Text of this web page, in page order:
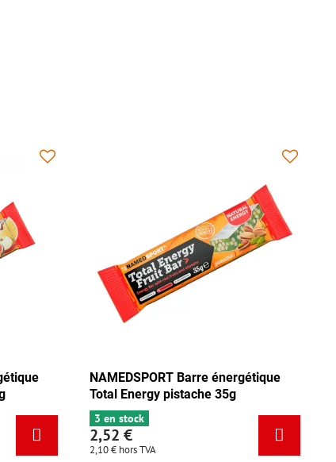
NAMEDSPORT Barre énergétique
Total Energy mix Tango 35g
5 en stock
2,52 €
hors TVA
3 en
2,52 €